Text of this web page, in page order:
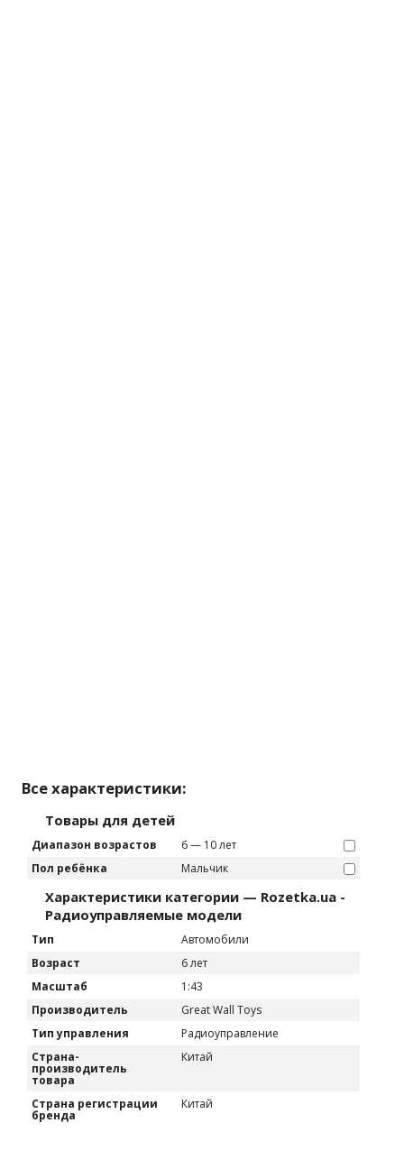
Все характеристики:
Товары для детей
Диапазон возрастов
6 — 10 лет
Пол ребёнка
Мальчик
Характеристики категории — Rozetka.ua -
Радиоуправляемые модели
Тип
Автомобили
Возраст
6 лет
Масштаб
1:43
Производитель
Great Wall Toys
Тип управления
Радиоуправление
Страна-
производитель
товара
Китай
Страна регистрации
бренда
Китай